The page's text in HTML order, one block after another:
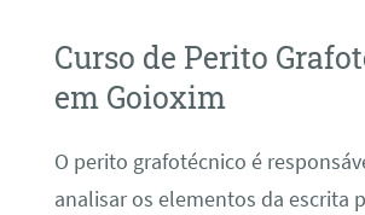
Curso de Perito
em Goioxim
O perito grafotécnico é
analisar os elementos da escrita